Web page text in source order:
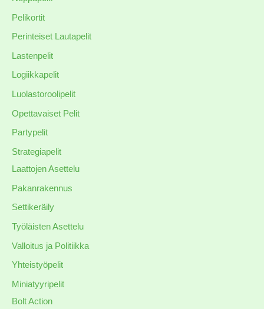
Pelikortit
Perinteiset Lautapelit
Lastenpelit
Logiikkapelit
Luolastoroolipelit
Opettavaiset Pelit
Partypelit
Strategiapelit
Laattojen Asettelu
Pakanrakennus
Settikeräily
Työläisten Asettelu
Valloitus ja Politiikka
Yhteistyöpelit
Miniatyyripelit
Bolt Action